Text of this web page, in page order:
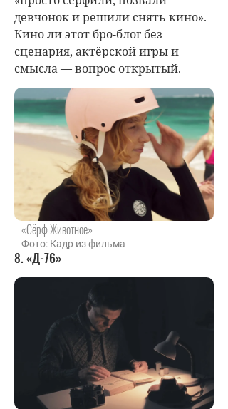
девчонок и решили снять кино».
Кино ли этот бро-блог без
сценария, актёрской игры и
смысла — вопрос открытый.
«Сёрф Животное»
Фото: Кадр из фильма
8. «Д-76»